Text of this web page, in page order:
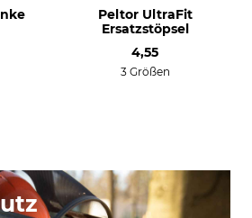
Peltor UltraFit
Ersatzstöpsel
4,55
3 Größen